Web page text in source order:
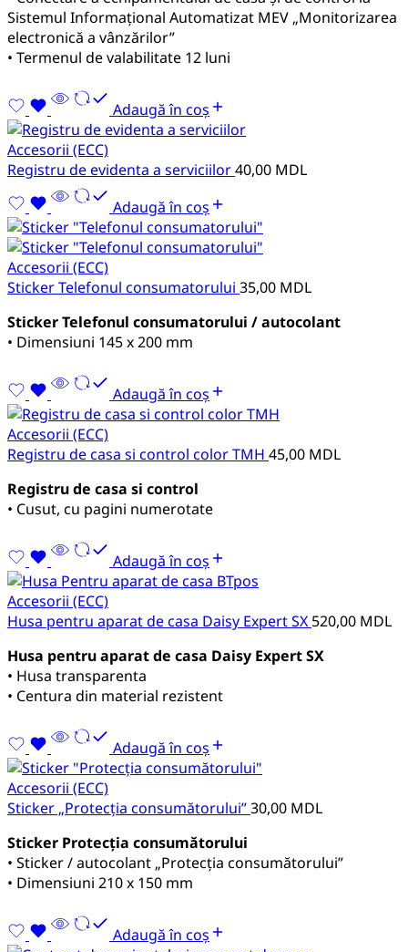
Sistemul Informațional Automatizat MEV „Monitorizarea
electronică a vânzărilor”
• Termenul de valabilitate 12 luni
Adaugă în coș
Accesorii (ECC)
Registru de evidenta a serviciilor40,00 MDL
Adaugă în coș
Accesorii (ECC)
Sticker Telefonul consumatorului 35,00 MDL
Sticker Telefonul consumatorului / autocolant
• Dimensiuni 145 x 200 mm
Adaugă în coș
Accesorii (ECC)
Registru de casa si control color TMH 45,00 MDL
Registru de casa si control
• Cusut, cu pagini numerotate
Adaugă în coș
Accesorii (ECC)
Husa pentru aparat de casa Daisy Expert SX 520,00 MDL
Husa pentru aparat de casa Daisy Expert SX
• Husa transparenta
• Centura din material rezistent
Adaugă în coș
Accesorii (ECC)
Sticker „Protecția consumătorului”30,00 MDL
Sticker Protecția consumătorului
• Sticker / autocolant „Protecția consumătorului”
• Dimensiuni 210 x 150 mm
Adaugă în coș